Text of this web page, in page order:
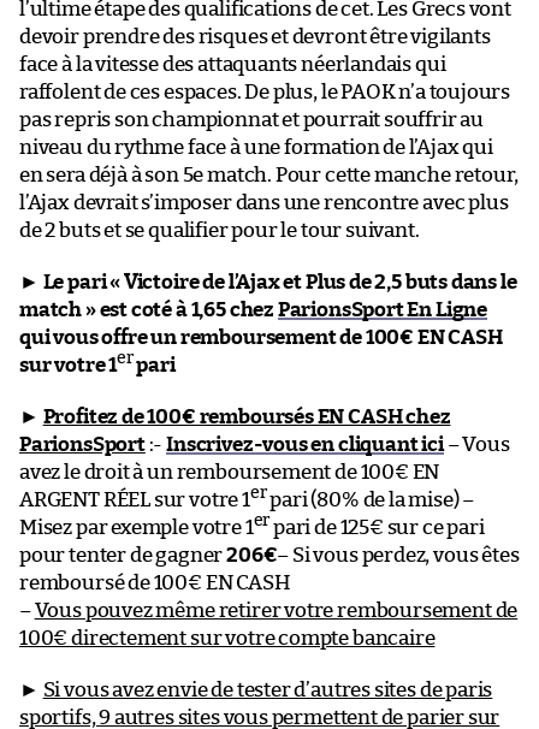
l’ultime étape des qualifications de cet. Les Grecs vont
devoir prendre des risques et devront être vigilants
face à la vitesse des attaquants néerlandais qui
raffolent de ces espaces. De plus, le PAOK n’a toujours
pas repris son championnat et pourrait souffrir au
niveau du rythme face à une formation de l’Ajax qui
en sera déjà à son 5e match. Pour cette manche retour,
l’Ajax devrait s’imposer dans une rencontre avec plus
de 2 buts et se qualifier pour le tour suivant.
► Le pari « Victoire de l’Ajax et Plus de 2,5 buts dans le
match » est coté à 1,65 chez ParionsSport En Ligne
qui vous offre un remboursement de 100€ EN CASH
sur votre 1erpari
► Profitez de 100€ remboursés EN CASH chez
ParionsSport:-Inscrivez-vous en cliquant ici– Vous
avez le droit à un remboursement de 100€ EN
ARGENT RÉEL sur votre 1erpari (80% de la mise) –
Misez par exemple votre 1er pari de 125€ sur ce pari
pour tenter de gagner206€– Si vous perdez, vous êtes
remboursé de 100€ EN CASH
–Vous pouvez même retirer votre remboursement de
100€ directement sur votre compte bancaire
► Si vous avez envie de tester d’autres sites de paris
sportifs, 9 autres sites vous permettent de parier sur